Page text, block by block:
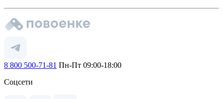
8 800 500-71-81 Пн-Пт 09:00-18:00
Соцсети